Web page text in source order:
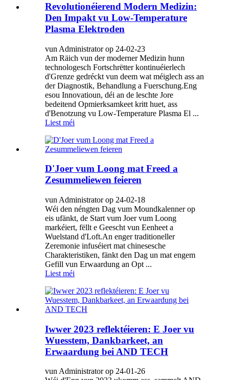
Revolutionéierend Modern Medizin:
Den Impakt vu Low-Temperature
Plasma Elektroden
vun Administrator op 24-02-23
Am Räich vun der moderner Medizin hunn
technologesch Fortschrëtter kontinuéierlech
d'Grenze gedréckt vun deem wat méiglech ass an
der Diagnostik, Behandlung a Fuerschung.Eng
esou Innovatioun, déi an de leschte Jore
bedeitend Opmierksamkeet kritt huet, ass
d'Benotzung vu Low-Temperature Plasma El ...
Liest méi
D'Joer vum Loong mat Freed a
Zesummeliewen feieren
vun Administrator op 24-02-18
Wéi den néngten Dag vum Moundkalenner op
eis ufänkt, de Start vum Joer vum Loong
markéiert, fëllt e Geescht vun Eenheet a
Wuelstand d'Loft.An enger traditioneller
Zeremonie infuséiert mat chinesesche
Charakteristiken, fänkt den Dag un mat engem
Gefill vun Erwaardung an Opt ...
Liest méi
Iwwer 2023 reflektéieren: E Joer vu
Wuesstem, Dankbarkeet, an
Erwaardung bei AND TECH
vun Administrator op 24-01-26